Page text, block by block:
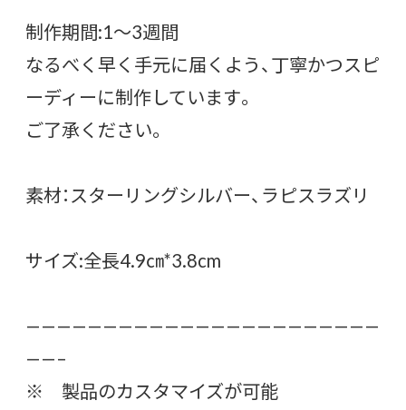
制作期間:1〜3週間
なるべく早く手元に届くよう、丁寧かつスピ
ーディーに制作しています。
ご了承ください。
素材：スターリングシルバー、ラピスラズリ
サイズ:全長4.9㎝*3.8cm
———————————————————————
——–
※ 製品のカスタマイズが可能